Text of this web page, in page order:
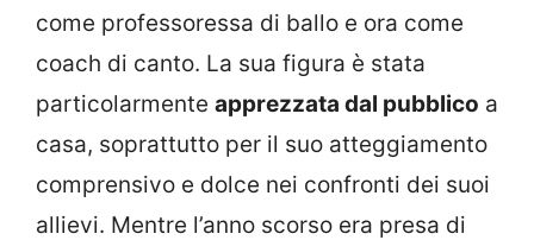
come professoressa di ballo e ora come
coach di canto. La sua figura è stata
particolarmente apprezzata dal pubblico a
casa, soprattutto per il suo atteggiamento
comprensivo e dolce nei confronti dei suoi
allievi. Mentre l’anno scorso era presa di